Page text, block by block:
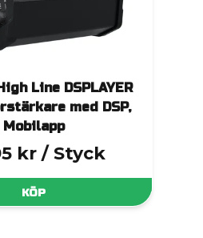
Line DSPLAYER
med DSP,
Mobilapp
kr / Styck
KÖP